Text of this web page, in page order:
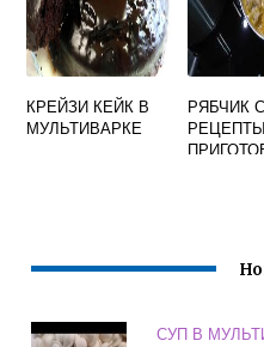
КРЕЙЗИ КЕЙК В
МУЛЬТИВАРКЕ
РЯБЧИК
РЕЦЕПТЫ
СУП В